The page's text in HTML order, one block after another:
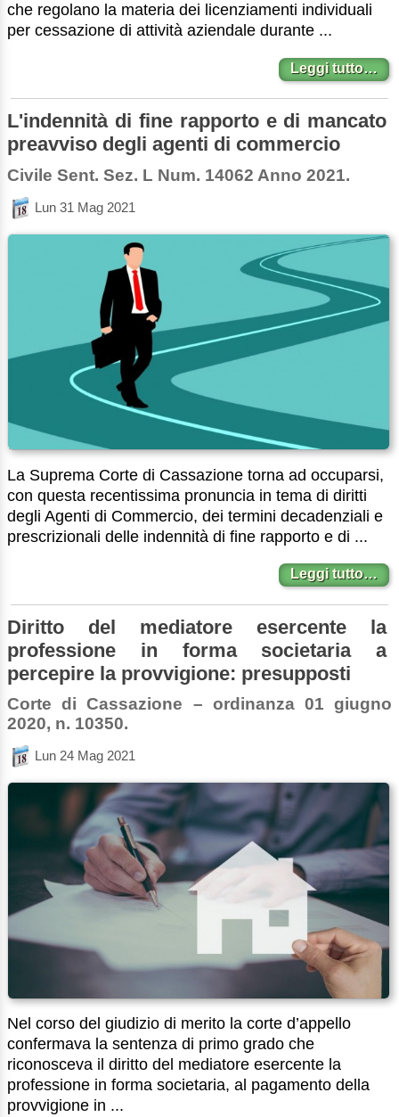
che regolano la materia dei licenziamenti individuali
per cessazione di attività aziendale durante ...
Leggi tutto…
L'indennità di fine rapporto e di mancato
preavviso degli agenti di commercio
Civile Sent. Sez. L Num. 14062 Anno 2021.
Lun 31 Mag 2021
La Suprema Corte di Cassazione torna ad occuparsi,
con questa recentissima pronuncia in tema di diritti
degli Agenti di Commercio, dei termini decadenziali e
prescrizionali delle indennità di fine rapporto e di ...
Leggi tutto…
Diritto del mediatore esercente la
professione in forma societaria a
percepire la provvigione: presupposti
Corte di Cassazione – ordinanza 01 giugno
2020, n. 10350.
Lun 24 Mag 2021
Nel corso del giudizio di merito la corte d’appello
confermava la sentenza di primo grado che
riconosceva il diritto del mediatore esercente la
professione in forma societaria, al pagamento della
provvigione in ...